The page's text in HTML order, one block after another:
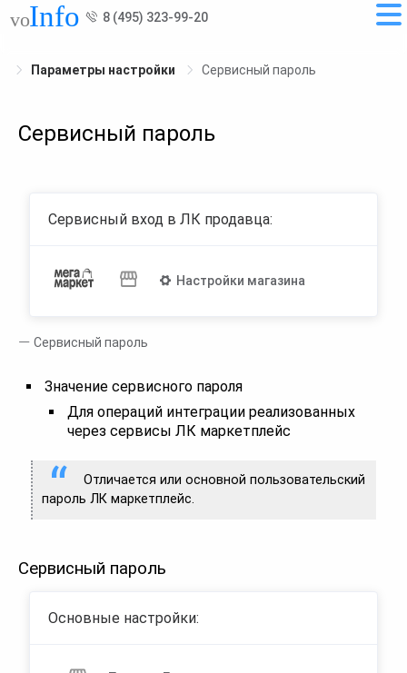
8 (495) 323-99-20
Параметры настройки Сервисный пароль
Сервисный пароль
Сервисный вход в ЛК продавца:
Настройки магазина
Сервисный пароль
Значение сервисного пароля
Для операций интеграции реализованных
через сервисы ЛК маркетплейс
Отличается или основной пользовательский
пароль ЛК маркетплейс.
Сервисный пароль
Основные настройки: